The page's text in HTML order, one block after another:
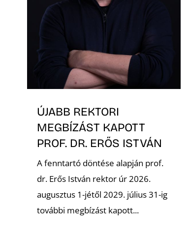
ÚJABB REKTORI
MEGBÍZÁST KAPOTT
PROF. DR. ERŐS ISTVÁN
A fenntartó döntése alapján prof.
dr. Erős István rektor úr 2026.
augusztus 1-jétől 2029. július 31-ig
további megbízást kapott...